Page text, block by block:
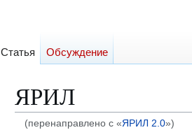
ЯРИЛ
(перенаправлено с «ЯРИЛ 2.0»)
Статья Обсуждение